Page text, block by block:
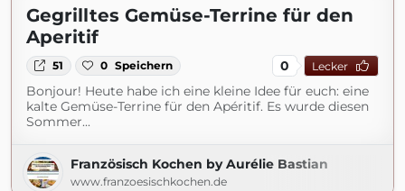
Gegrilltes Gemüse-Terrine für den
Aperitif
51 0 Speichern 0 Lecker
Bonjour! Heute habe ich eine kleine Idee für euch: eine
kalte Gemüse-Terrine für den Apéritif. Es wurde diesen
Sommer...
Französisch Kochen by Aurélie Bastian
www.franzoesischkochen.de